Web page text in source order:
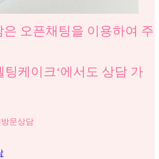
은 오픈채팅을 이용하여 주
팅케이크‘에서도 상담 가
문상담